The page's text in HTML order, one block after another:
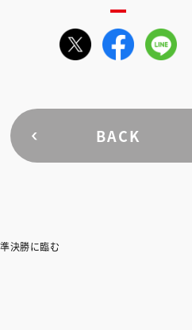
BACK
決勝に臨む